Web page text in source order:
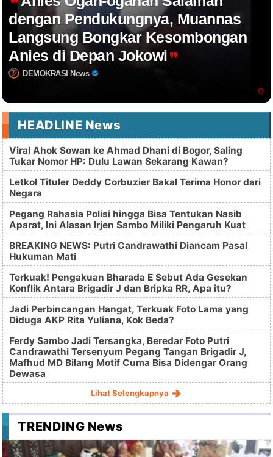
dengan Pendukungnya, Muannas
Langsung Bongkar Kesombongan
Anies di Depan Jokowi
DEMOKRASI News
HEADLINE News
Viral Ahok Sowan ke Ahmad Dhani di Bogor, Saling
Tukar Nomor HP: Dulu Lawan Sekarang Kawan?
Letkol Tituler Deddy Corbuzier Bakal Terima Honor dari
Negara
Pegang Rahasia Polisi hingga Bisa Tentukan Nasib
Aparat, Ini Alasan Irjen Sambo Miliki Pengaruh Kuat
BREAKING NEWS: Putri Candrawathi Diancam Pasal
Hukuman Mati
Terkuak! Pengakuan Bharada E Sebut Ada Gesekan
Konflik Antara Brigadir J dan Bripka RR, Apa itu?
Jadi Perbincangan Hangat, Terkuak Foto Lama yang
Diduga AKP Rita Yuliana, Kok Beda?
Ferdy Sambo Jadi Tersangka, Beredar Foto Putri
Candrawathi Tersenyum Pegang Tangan Brigadir J,
Mafhud MD Bilang Motif Cuma Bisa Didengar Orang
Dewasa
Lihat Selengkapnya
TRENDING News